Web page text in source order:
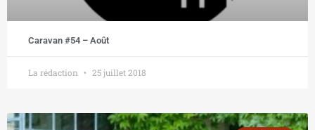
Caravan #54 – Août
La rédaction 25 juillet 2018